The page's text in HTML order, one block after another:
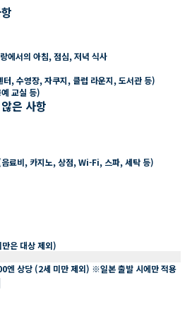
에서의 아침, 점심, 저녁 식사
, 수영장, 자쿠지, 클럽 라운지, 도서관 등)
교실 등)
은 사항
료비, 카지노, 상점, Wi-Fi, 스파, 세탁 등)
은 대상 제외)
엔 상당 (2세 미만 제외) ※일본 출발 시에만 적용